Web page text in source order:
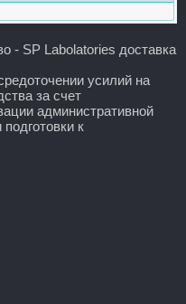
- SP Labolatories доставка
усилий на
за счет
административной
к